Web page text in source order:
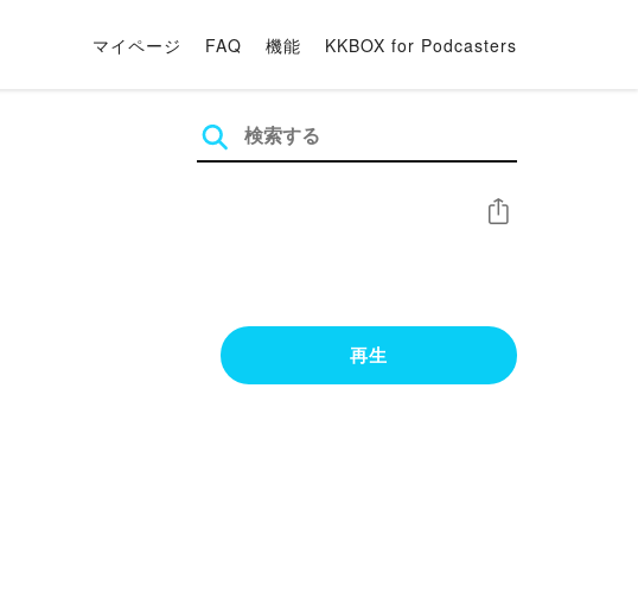
マイページ FAQ 機能 KKBOX for Podcasters
シェア
再生